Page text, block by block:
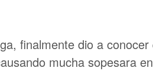
finalmente dio a
mucha sopesara